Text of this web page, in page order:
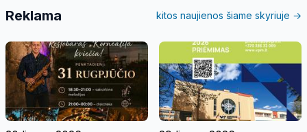
Reklama kitos naujienos šiame skyriuje →